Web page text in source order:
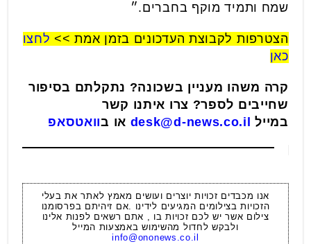
שמח ותמיד מוקף בחברים.״
הצטרפות לקבוצת העדכונים בזמן אמת >> לחצו
כאן
קרה משהו מעניין בשכונה? נתקלתם בסיפור
שחייבים לספר? צרו איתנו קשר
במייל
desk@d-news.co.il או בוואטסאפ
אנו מכבדים זכויות יוצרים ועושים מאמץ לאתר את בעלי
הזכויות בצילומים המגיעים לידינו .אם זיהיתם בפרסומנו
צילום אשר יש לכם זכויות בו , אתם רשאים לפנות אלינו
ולבקש לחדול מהשימוש באמצעות המייל
info@ononews.co.il